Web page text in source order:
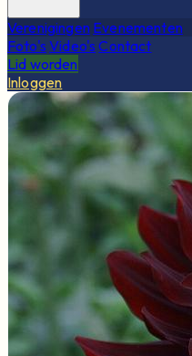
Verenigingen Evenementen
Foto's Video's Contact
Lid worden
Inloggen